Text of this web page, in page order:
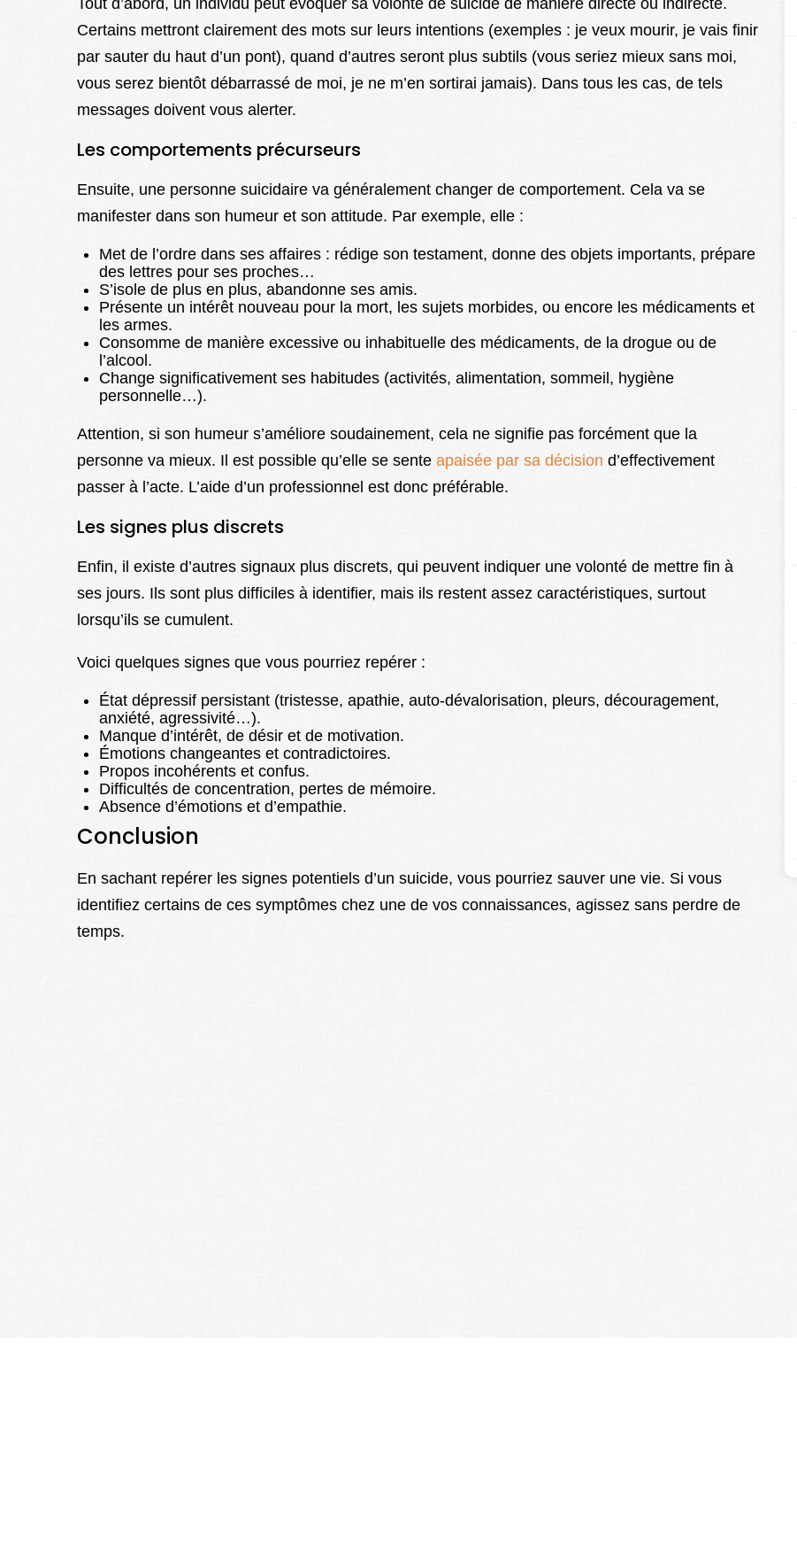
Tout d’abord, un individu peut évoquer sa volonté de suicide de manière directe ou indirecte.
Certains mettront clairement des mots sur leurs intentions (exemples : je veux mourir, je vais finir
par sauter du haut d’un pont), quand d’autres seront plus subtils (vous seriez mieux sans moi,
vous serez bientôt débarrassé de moi, je ne m’en sortirai jamais). Dans tous les cas, de tels
messages doivent vous alerter.
Les comportements précurseurs
Ensuite, une personne suicidaire va généralement changer de comportement. Cela va se
manifester dans son humeur et son attitude. Par exemple, elle :
Met de l’ordre dans ses affaires : rédige son testament, donne des objets importants, prépare
des lettres pour ses proches…
S’isole de plus en plus, abandonne ses amis.
Présente un intérêt nouveau pour la mort, les sujets morbides, ou encore les médicaments et
les armes.
Consomme de manière excessive ou inhabituelle des médicaments, de la drogue ou de
l’alcool.
Change significativement ses habitudes (activités, alimentation, sommeil, hygiène
personnelle…).
Attention, si son humeur s’améliore soudainement, cela ne signifie pas forcément que la
personne va mieux. Il est possible qu’elle se sente apaisée par sa décision d’effectivement
passer à l’acte. L’aide d’un professionnel est donc préférable.
Les signes plus discrets
Enfin, il existe d’autres signaux plus discrets, qui peuvent indiquer une volonté de mettre fin à
ses jours. Ils sont plus difficiles à identifier, mais ils restent assez caractéristiques, surtout
lorsqu’ils se cumulent.
Voici quelques signes que vous pourriez repérer :
État dépressif persistant (tristesse, apathie, auto-dévalorisation, pleurs, découragement,
anxiété, agressivité…).
Manque d’intérêt, de désir et de motivation.
Émotions changeantes et contradictoires.
Propos incohérents et confus.
Difficultés de concentration, pertes de mémoire.
Absence d’émotions et d’empathie.
Conclusion
En sachant repérer les signes potentiels d’un suicide, vous pourriez sauver une vie. Si vous
identifiez certains de ces symptômes chez une de vos connaissances, agissez sans perdre de
temps.